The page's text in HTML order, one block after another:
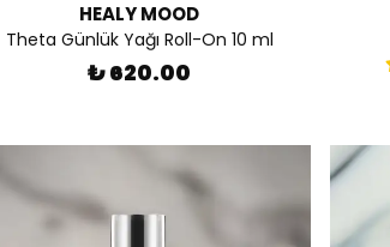
HEALY MOOD
Theta Günlük Yağı Roll-On 10 ml
₺ 620.00